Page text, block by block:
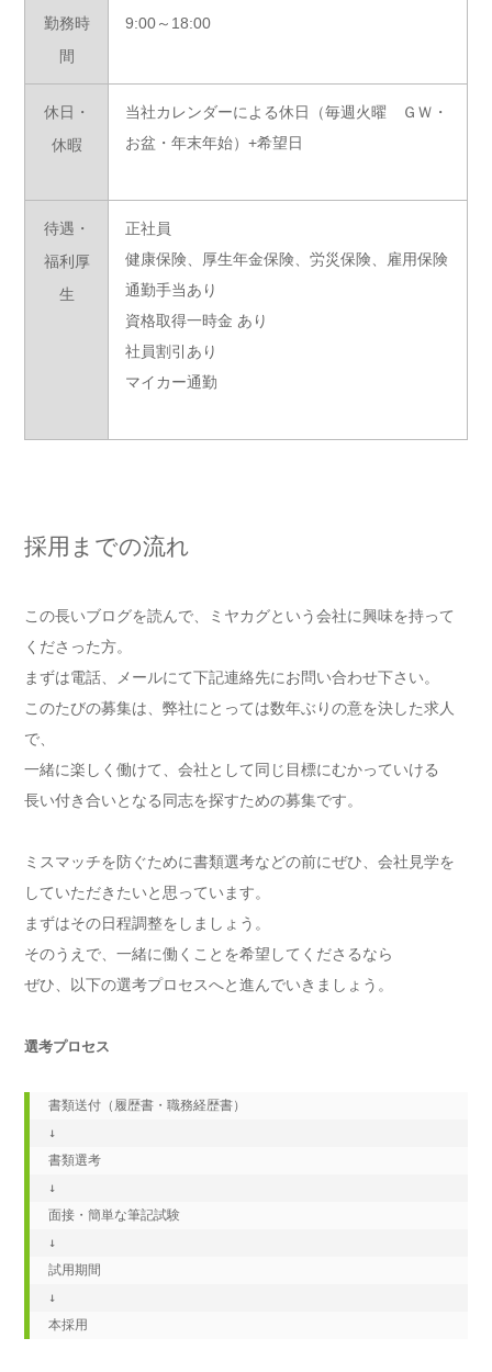
勤務時
間
9:00～18:00
休日・
休暇
当社カレンダーによる休日（毎週火曜 ＧＷ・
お盆・年末年始）+希望日
待遇・
福利厚
生
正社員
健康保険、厚生年金保険、労災保険、雇用保険
通勤手当あり
資格取得一時金 あり
社員割引あり
マイカー通勤
採用までの流れ
この長いブログを読んで、ミヤカグという会社に興味を持って
くださった方。
まずは電話、メールにて下記連絡先にお問い合わせ下さい。
このたびの募集は、弊社にとっては数年ぶりの意を決した求人
で、
一緒に楽しく働けて、会社として同じ目標にむかっていける
長い付き合いとなる同志を探すための募集です。
ミスマッチを防ぐために書類選考などの前にぜひ、会社見学を
していただきたいと思っています。
まずはその日程調整をしましょう。
そのうえで、一緒に働くことを希望してくださるなら
ぜひ、以下の選考プロセスへと進んでいきましょう。
選考プロセス
書類送付（履歴書・職務経歴書）
↓
書類選考
↓
面接・簡単な筆記試験
↓
試用期間
↓
本採用